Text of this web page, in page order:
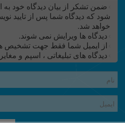
ضمن تشکر از بیان دیدگاه خود
شود که دیدگاه شما پس از تایید
خواهد شد.
دیدگاه ها ویرایش نمی شوند.
از ایمیل شما فقط جهت تشخیص
دیدگاه های تبلیغاتی ، اسپم و